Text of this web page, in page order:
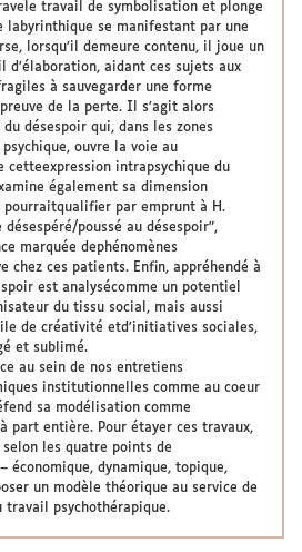
travail de symbolisation et plonge
labyrinthique se manifestant par une
lorsqu’il demeure contenu, il joue un
d’élaboration, aidant ces sujets aux
à sauvegarder une forme
de la perte. Il s’agit alors
désespoir qui, dans les zones
ouvre la voie au
cetteexpression intrapsychique du
également sa dimension
pourraitqualifier par emprunt à H.
poussé au désespoir”,
marquée dephénomènes
chez ces patients. Enfin, appréhendé à
est analysécomme un potentiel
du tissu social, mais aussi
de créativité etd'initiatives sociales,
et sublimé.
au sein de nos entretiens
institutionnelles comme au coeur
sa modélisation comme
part entière. Pour étayer ces travaux,
selon les quatre points de
économique, dynamique, topique,
un modèle théorique au service de
travail psychothérapique.